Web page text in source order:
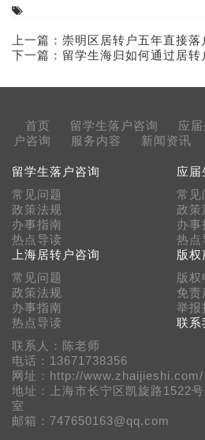
上一篇： 崇明区居转户五年直接落
下一篇： 留学生海归如何通过居转
首页 留学生落户咨询 应
户咨询
服务内容 新闻资讯
留学生落户咨询
常见问题
政策法规
办事指南
热点导读
应届
常见
政策
办事
热点
上海居转户咨询
常见问题
政策法规
办事指南
热点导读
版权
版权
免责
举报
联系
联系人：陈老师
电话：13671738356
网址：http://www.zhaijieshi.com/
地址：上海市长宁区凯旋路1522
室
邮箱：747650163@qq.com